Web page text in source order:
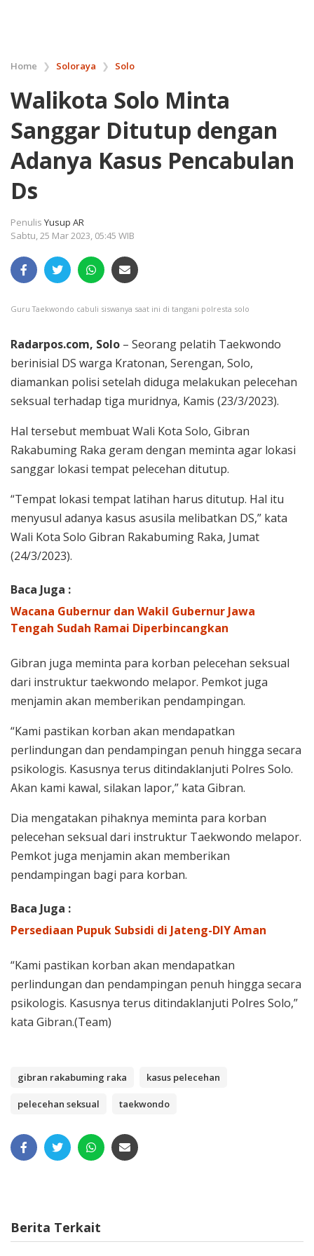
Home ❯ Soloraya ❯ Solo
Walikota Solo Minta
Sanggar Ditutup dengan
Adanya Kasus Pencabulan
Ds
Penulis Yusup AR
Sabtu, 25 Mar 2023, 05:45 WIB
Guru Taekwondo cabuli siswanya saat ini di tangani polresta solo
Radarpos.com, Solo – Seorang pelatih Taekwondo
berinisial DS warga Kratonan, Serengan, Solo,
diamankan polisi setelah diduga melakukan pelecehan
seksual terhadap tiga muridnya, Kamis (23/3/2023).
Hal tersebut membuat Wali Kota Solo, Gibran
Rakabuming Raka geram dengan meminta agar lokasi
sanggar lokasi tempat pelecehan ditutup.
“Tempat lokasi tempat latihan harus ditutup. Hal itu
menyusul adanya kasus asusila melibatkan DS,” kata
Wali Kota Solo Gibran Rakabuming Raka, Jumat
(24/3/2023).
Baca Juga :
Wacana Gubernur dan Wakil Gubernur Jawa
Tengah Sudah Ramai Diperbincangkan
Gibran juga meminta para korban pelecehan seksual
dari instruktur taekwondo melapor. Pemkot juga
menjamin akan memberikan pendampingan.
“Kami pastikan korban akan mendapatkan
perlindungan dan pendampingan penuh hingga secara
psikologis. Kasusnya terus ditindaklanjuti Polres Solo.
Akan kami kawal, silakan lapor,” kata Gibran.
Dia mengatakan pihaknya meminta para korban
pelecehan seksual dari instruktur Taekwondo melapor.
Pemkot juga menjamin akan memberikan
pendampingan bagi para korban.
Baca Juga :
Persediaan Pupuk Subsidi di Jateng-DIY Aman
“Kami pastikan korban akan mendapatkan
perlindungan dan pendampingan penuh hingga secara
psikologis. Kasusnya terus ditindaklanjuti Polres Solo,”
kata Gibran.(Team)
gibran rakabuming raka kasus pelecehan
pelecehan seksual taekwondo
Berita Terkait